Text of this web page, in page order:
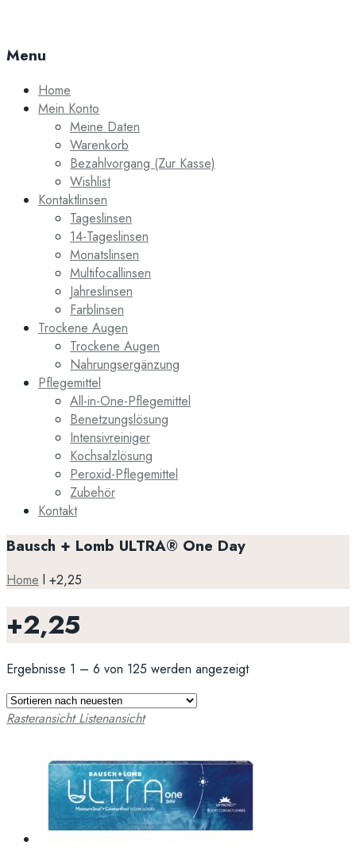
Menu
Home
Mein Konto
Meine Daten
Warenkorb
Bezahlvorgang (Zur Kasse)
Wishlist
Kontaktlinsen
Tageslinsen
14-Tageslinsen
Monatslinsen
Multifocallinsen
Jahreslinsen
Farblinsen
Trockene Augen
Trockene Augen
Nahrungsergänzung
Pflegemittel
All-in-One-Pflegemittel
Benetzungslösung
Intensivreiniger
Kochsalzlösung
Peroxid-Pflegemittel
Zubehör
Kontakt
Bausch + Lomb ULTRA® One Day
Home l +2,25
+2,25
Ergebnisse 1 – 6 von 125 werden angezeigt
Rasteransicht Listenansicht